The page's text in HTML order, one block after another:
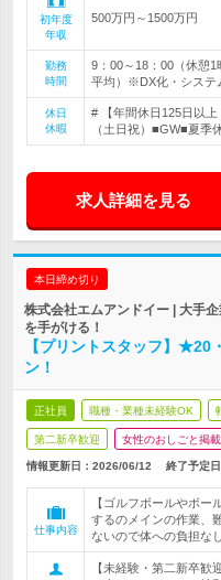
初年度
年収
500万円～1500万円
勤務
時間
9：00～18：00（休憩
平均）※DX化・システ
休日
休暇
# 【年間休日125日以
（土日祝）■GW■夏季
求人詳細を見る
本日締め切り
株式会社エムアンドイー | 大手
を手がける！
【プリントスタッフ】★20
ン！
正社員 職種・業種未経験OK
第二新卒歓迎 女性のおしごと掲
情報更新日：2026/06/12 終了予定日
仕事内容
【ゴルフボールやボー
するのメインの作業、
ないので体への負担な
【未経験・第二新卒